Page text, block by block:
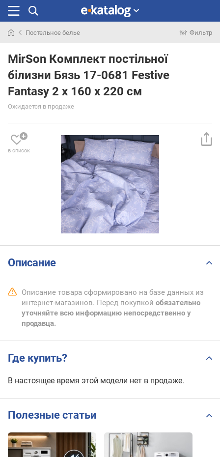
раньше
Постельное белье Фильтр
MirSon Комплект постільної
білизни Бязь 17-0681 Festive
Fantasy 2 x 160 x 220 см
Ожидается в продаже
в список
Описание
Описание товара сформировано на базе данных из
интернет-магазинов. Перед покупкой обязательно
уточняйте всю информацию непосредственно у
продавца.
Где купить?
В настоящее время этой модели нет в продаже.
Полезные статьи